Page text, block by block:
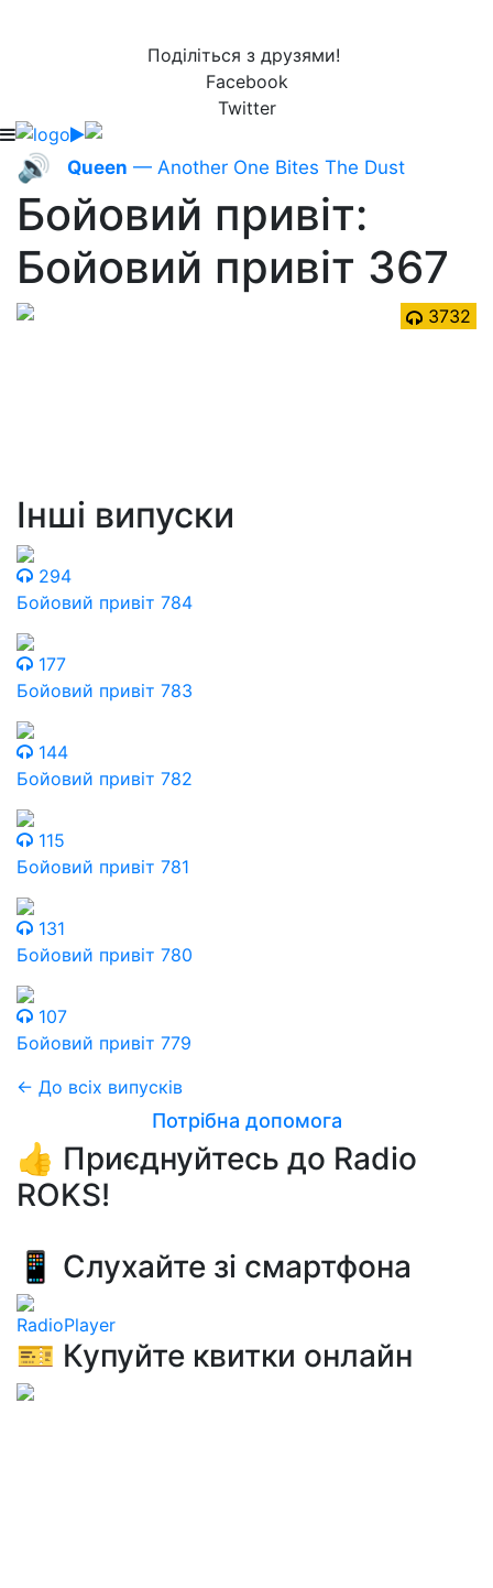
Поділіться з друзями!
Facebook
Twitter
🔊 Queen — Another One Bites The Dust
Бойовий привіт:
Бойовий привіт 367
3732
Інші випуски
294
Бойовий привіт 784
177
Бойовий привіт 783
144
Бойовий привіт 782
115
Бойовий привіт 781
131
Бойовий привіт 780
107
Бойовий привіт 779
← До всіх випусків
Потрібна допомога
👍 Приєднуйтесь до Radio
ROKS!
📱 Слухайте зі смартфона
RadioPlayer
🎫 Купуйте квитки онлайн